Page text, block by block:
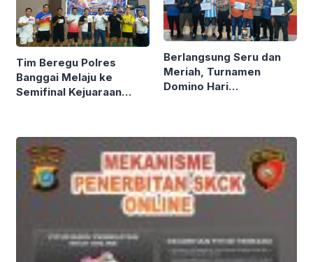
Tim Beregu Polres
Banggai Melaju ke
Semifinal Kejuaraan
Berlangsung Seru dan
Meriah, Turnamen
Domino Hari